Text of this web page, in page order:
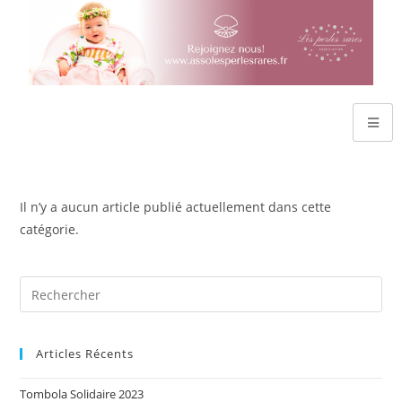
Il n’y a aucun article publié actuellement dans cette
catégorie.
Articles Récents
Tombola Solidaire 2023